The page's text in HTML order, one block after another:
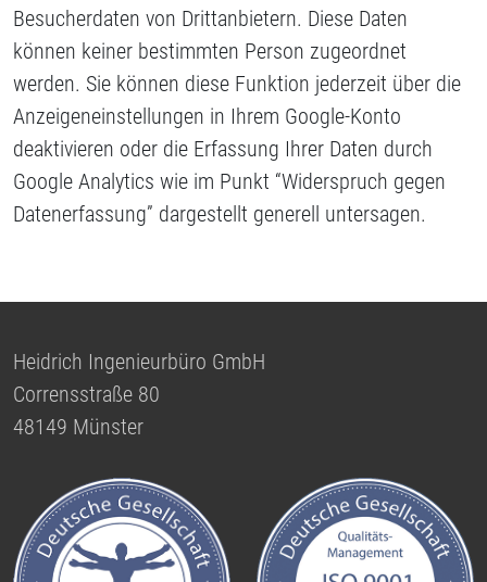
Besucherdaten von Drittanbietern. Diese Daten
können keiner bestimmten Person zugeordnet
werden. Sie können diese Funktion jederzeit über die
Anzeigeneinstellungen in Ihrem Google-Konto
deaktivieren oder die Erfassung Ihrer Daten durch
Google Analytics wie im Punkt “Widerspruch gegen
Datenerfassung” dargestellt generell untersagen.
Heidrich Ingenieurbüro GmbH
Corrensstraße 80
48149 Münster